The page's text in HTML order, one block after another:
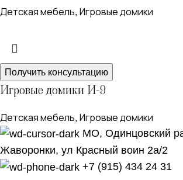
Детская мебель, Игровые домики
Получить консультацию
Игровые домики И-9
Детская мебель, Игровые домики
МО, Одинцовский
Жаворонки, ул Красный воин 2а/2
+7 (915) 434 24 31